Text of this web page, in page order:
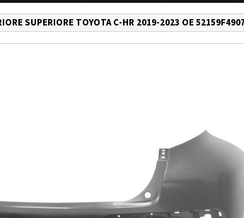
SUPERIORE TOYOTA C-HR 2019-2023 OE